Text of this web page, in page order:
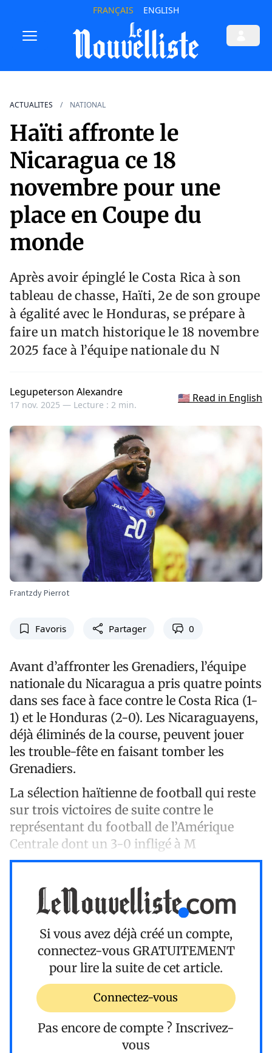
FRANÇAIS ENGLISH
ACTUALITES NATIONAL
Haïti affronte le
Nicaragua ce 18
novembre pour une
place en Coupe du
monde
Après avoir épinglé le Costa Rica à son
tableau de chasse, Haïti, 2e de son groupe
à égalité avec le Honduras, se prépare à
faire un match historique le 18 novembre
2025 face à l’équipe nationale du N
Legupeterson Alexandre
17 nov. 2025 — Lecture : 2 min.
🇺🇸 Read in English
Frantzdy Pierrot
Favoris Partager 0
Avant d’affronter les Grenadiers, l’équipe
nationale du Nicaragua a pris quatre points
dans ses face à face contre le Costa Rica (1-
1) et le Honduras (2-0). Les Nicaraguayens,
déjà éliminés de la course, peuvent jouer
les trouble-fête en faisant tomber les
Grenadiers.
La sélection haïtienne de football qui reste
sur trois victoires de suite contre le
représentant du football de l’Amérique
Centrale dont un 3-0 infligé à M
Si vous avez déjà créé un compte,
connectez-vous GRATUITEMENT
pour lire la suite de cet article.
Connectez-vous
Pas encore de compte ? Inscrivez-
vous